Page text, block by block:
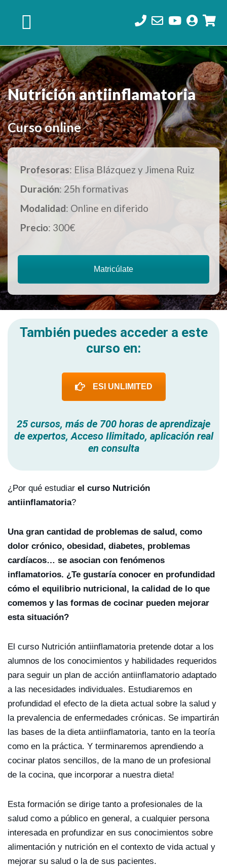
navegación
principal
principal
de
página
Nutrición antiinflamatoria
Curso online
Profesoras: Elisa Blázquez y Jimena Ruiz
Duración: 25h formativas
Modalidad: Online en diferido
Precio: 300€
Matricúlate
También puedes acceder a este
curso en:
ESI UNLIMITED
25 cursos, más de 700 horas de aprendizaje
de expertos, Acceso Ilimitado, aplicación real
en consulta
¿Por qué estudiar el curso Nutrición
antiinflamatoria?
Una gran cantidad de problemas de salud, como
dolor crónico, obesidad, diabetes, problemas
cardíacos… se asocian con fenómenos
inflamatorios. ¿Te gustaría conocer en profundidad
cómo el equilibrio nutricional, la calidad de lo que
comemos y las formas de cocinar pueden mejorar
esta situación?
El curso Nutrición antiinflamatoria pretende dotar a los
alumnos de los conocimientos y habilidades requeridos
para seguir un plan de acción antiinflamatorio adaptado
a las necesidades individuales. Estudiaremos en
profundidad el efecto de la dieta actual sobre la salud y
la prevalencia de enfermedades crónicas. Se impartirán
las bases de la dieta antiinflamatoria, tanto en la teoría
como en la práctica. Y terminaremos aprendiendo a
cocinar platos sencillos, de la mano de un profesional
de la cocina, que incorporar a nuestra dieta!
Esta formación se dirige tanto a profesionales de la
salud como a público en general, a cualquier persona
interesada en profundizar en sus conocimientos sobre
alimentación y nutrición en el contexto de vida actual y
mejorar su salud o la de sus pacientes.